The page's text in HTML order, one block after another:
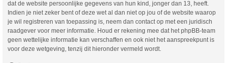
dat de website persoonlijke gegevens van hun kind, jonger dan 13, heeft.
Indien je niet zeker bent of deze wet al dan niet op jou of de website waarop
je wil registreren van toepassing is, neem dan contact op met een juridisch
raadgever voor meer informatie. Houd er rekening mee dat het phpBB-team
geen wettelijke informatie kan verschaffen en ook niet het aanspreekpunt is
voor deze wetgeving, tenzij dit hieronder vermeld wordt.